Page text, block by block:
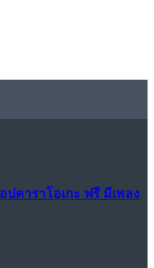
ปคาราโอเกะ ฟรี มีเพลง